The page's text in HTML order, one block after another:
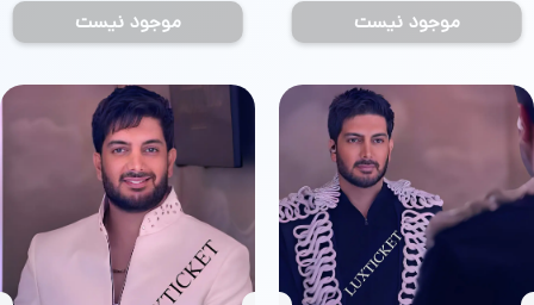
موجود نیست موجود نیست